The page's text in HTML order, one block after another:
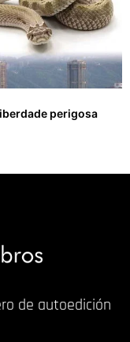
perigosa
de autoedición